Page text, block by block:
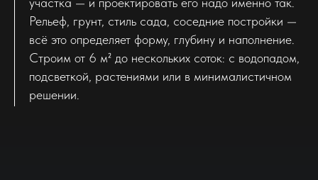
Рельеф, грунт, стиль сада, соседние постройки —
всё это определяет форму, глубину и наполнение.
Строим от 6 м² до нескольких соток: с водопадом,
подсветкой, растениями или в минималистичном
решении.